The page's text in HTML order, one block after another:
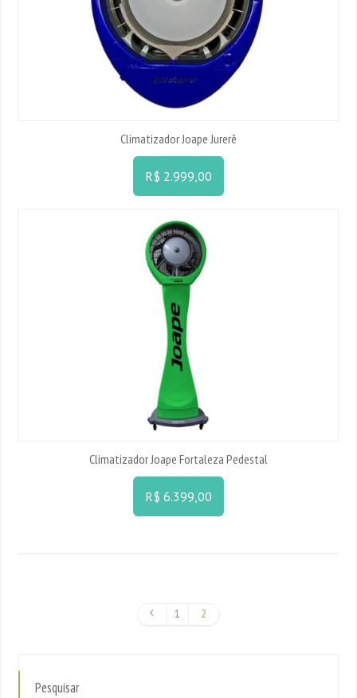
Climatizador Joape Jurerê
R$ 2.999,00
Climatizador Joape Fortaleza Pedestal
R$ 6.399,00
1 2
Pesquisar